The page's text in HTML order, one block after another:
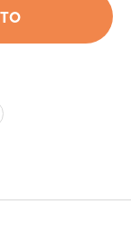
Linkedin